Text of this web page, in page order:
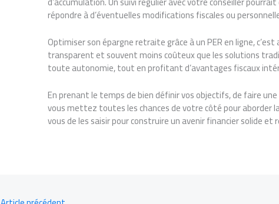
répondre à d’éventuelles modifications fiscales ou
Optimiser son épargne retraite grâce à un PER en ligne,
transparent et souvent moins coûteux que les solutions
toute autonomie, tout en profitant d’avantages fiscaux
En prenant le temps de bien définir vos objectifs, de faire
vous mettez toutes les chances de votre côté pour aborder
vous de les saisir pour construire un avenir financier solide et